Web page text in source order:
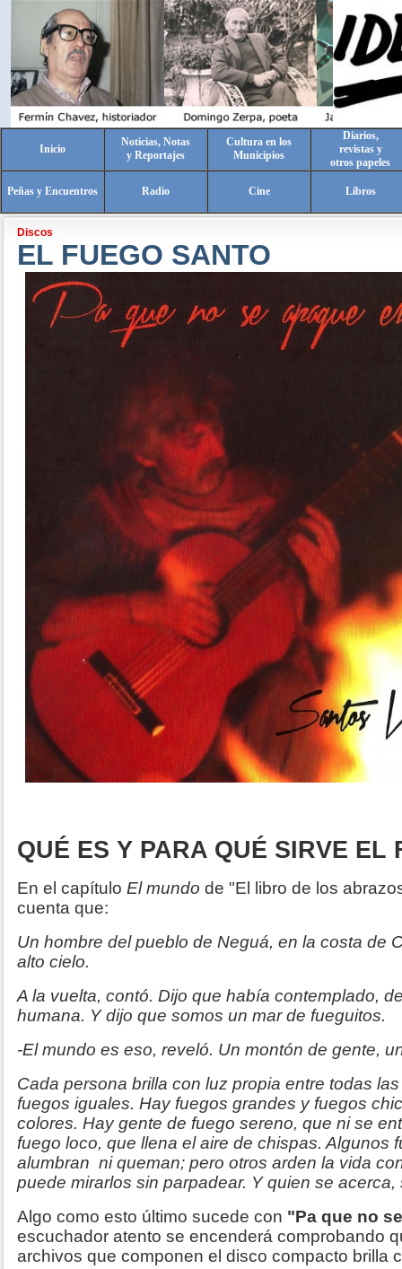
Inicio
Noticias, Notas
y Reportajes
Cultura en los
Municipios
Diarios,
revistas y
otros papeles
Peñas y Encuentros Radio Cine Libros
Discos
EL FUEGO SANTO
QUÉ ES Y PARA QUÉ SIRVE EL
En el capítulo El mundo de "El libro de los
cuenta que:
Un hombre del pueblo de Neguá, en la costa de
alto cielo.
A la vuelta, contó. Dijo que había contemplado,
humana. Y dijo que somos un mar de fueguitos.
-El mundo es eso, reveló. Un montón de gente,
Cada persona brilla con luz propia entre todas
fuegos iguales. Hay fuegos grandes y fuegos
colores. Hay gente de fuego sereno, que ni se
fuego loco, que llena el aire de chispas. Algunos
alumbran ni queman; pero otros arden la vida
puede mirarlos sin parpadear. Y quien se acerca,
Algo como esto último sucede con "Pa que no
escuchador atento se encenderá comprobando
archivos que componen el disco compacto brilla